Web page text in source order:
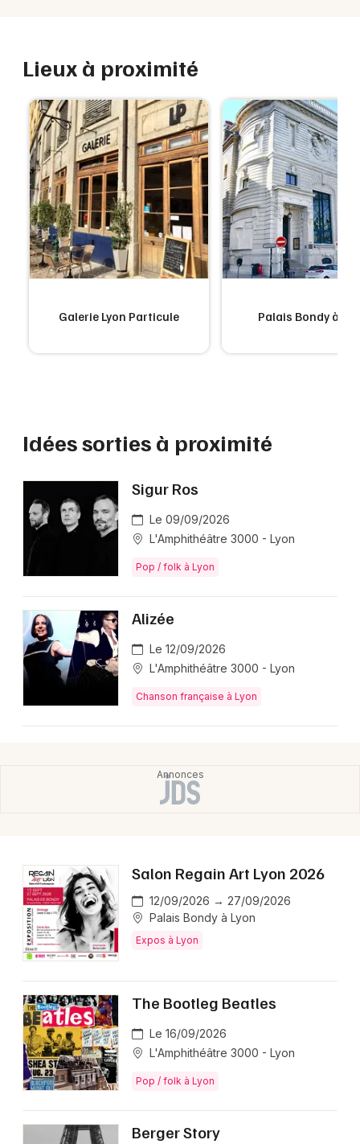
Lieux à proximité
Galerie Lyon Particule Palais Bondy à
Idées sorties à proximité
Sigur Ros
Le 09/09/2026
L'Amphithéâtre 3000 - Lyon
Pop / folk à Lyon
Alizée
Le 12/09/2026
L'Amphithéâtre 3000 - Lyon
Chanson française à Lyon
Salon Regain Art Lyon 2026
12/09/2026 → 27/09/2026
Palais Bondy à Lyon
Expos à Lyon
The Bootleg Beatles
Le 16/09/2026
L'Amphithéâtre 3000 - Lyon
Pop / folk à Lyon
Berger Story